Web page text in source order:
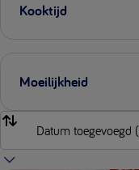
Kooktijd
Moeilijkheid